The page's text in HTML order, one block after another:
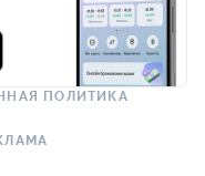
ПОЛИТИКА